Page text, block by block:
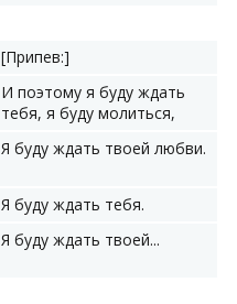
[Припев:]
И поэтому я буду ждать
тебя, я буду молиться,
Я буду ждать твоей любви.
Я буду ждать тебя.
Я буду ждать твоей...